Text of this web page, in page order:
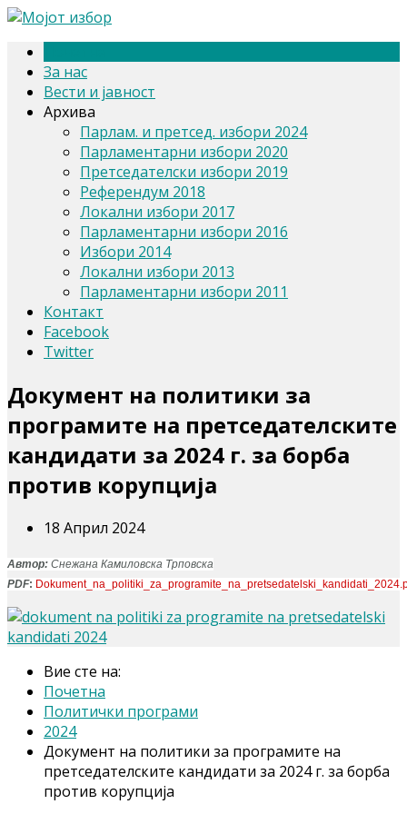
За нас
Вести и јавност
Архива
Парлам. и претсед. избори 2024
Парламентарни избори 2020
Претседателски избори 2019
Референдум 2018
Локални избори 2017
Парламентарни избори 2016
Избори 2014
Локални избори 2013
Парламентарни избори 2011
Контакт
Facebook
Twitter
Документ на политики за
програмите на претседателските
кандидати за 2024 г. за борба
против корупција
18 Април 2024
Автор: Снежана Камиловска Трповска
PDF:
Вие сте на:
Почетна
Политички програми
2024
Документ на политики за програмите на
претседателските кандидати за 2024 г. за борба
против корупција